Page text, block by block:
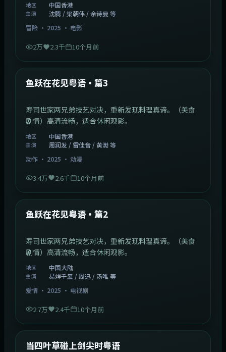
地区 中国香港
主演
沈腾 / 梁朝伟 / 佘诗曼 等
冒险· 2025 · 电影
2万 2.3千 10个月前
最新
鱼跃在花见粤语·篇3
寿司世家两兄弟技艺对决，重新发现料理真谛。（美食
剧情）高清流畅，适合休闲观影。
地区 中国香港
主演
周润发 / 雷佳音 / 黄渤 等
动作· 2025 · 动漫
3.4万 2.6千 10个月前
最新
鱼跃在花见粤语·篇2
寿司世家两兄弟技艺对决，重新发现料理真谛。（美食
剧情）高清流畅，适合休闲观影。
地区 中国大陆
主演
易烊千玺 / 周迅 / 汤唯 等
爱情· 2025 · 电视剧
2.7万 2.4千 10个月前
最新
当四叶草碰上剑尖时粤语